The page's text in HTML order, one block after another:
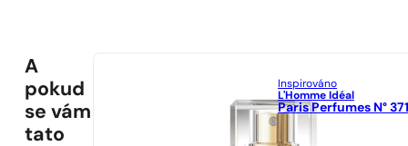
A
pokud
se vám
tato
Inspirováno
L'Homme Idéal
Paris Perfumes N°